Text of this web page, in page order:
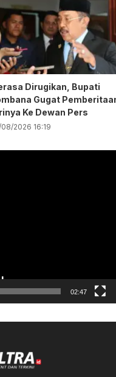
Dirugikan, Bupati
Gugat
Ke Dewan Pers
2026 16:19
02:47